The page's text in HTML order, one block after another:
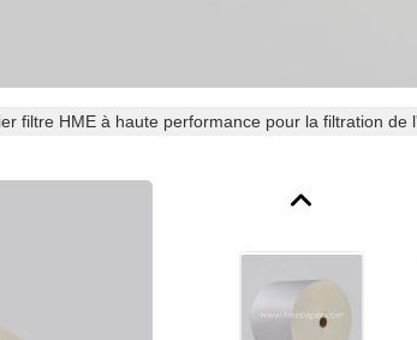
filtre HME à haute performance pour la filtration de